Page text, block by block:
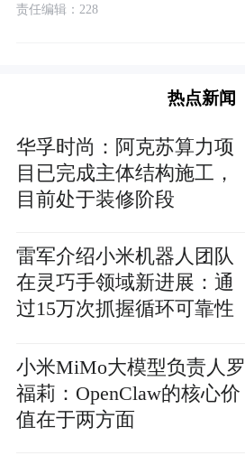
责任编辑：228
热点新闻
华孚时尚：阿克苏算力项
目已完成主体结构施工，
目前处于装修阶段
雷军介绍小米机器人团队
在灵巧手领域新进展：通
过15万次抓握循环可靠性
小米MiMo大模型负责人罗
福莉：OpenClaw的核心价
值在于两方面